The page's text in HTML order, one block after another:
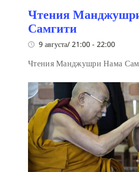
Чтения
Самгити
9 августа/ 21:00 - 22:00
Чтения Манджушри Нама